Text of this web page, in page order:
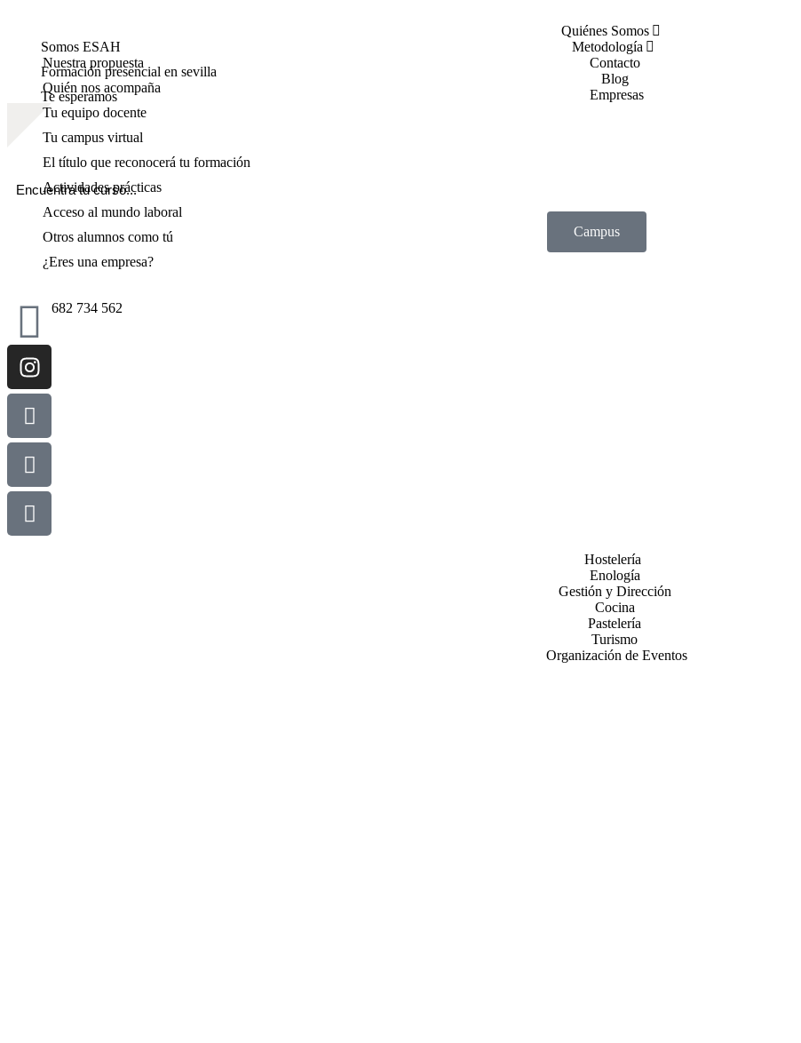
Quiénes Somos
Somos ESAH
Formación presencial en sevilla
Te esperamos
Metodología
Nuestra propuesta
Quién nos acompaña
Tu equipo docente
Tu campus virtual
El título que reconocerá tu formación
Actividades prácticas
Acceso al mundo laboral
Otros alumnos como tú
¿Eres una empresa?
Contacto
Blog
Empresas
Campus
682 734 562
Hostelería
Enología
Gestión y Dirección
Cocina
Pastelería
Turismo
Organización de Eventos